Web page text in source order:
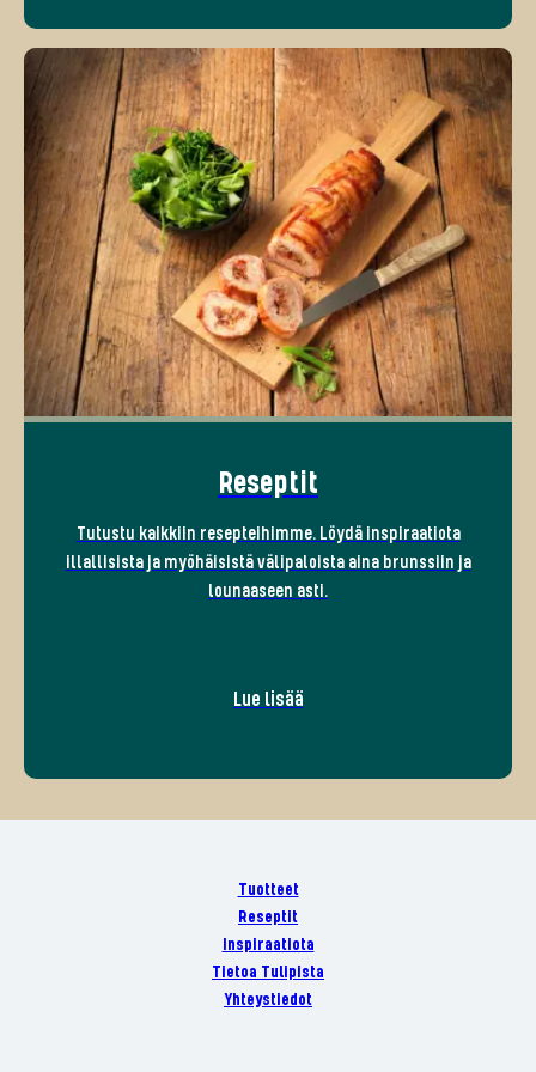
Reseptit
Tutustu kaikkiin resepteihimme. Löydä inspiraatiota
illallisista ja myöhäisistä välipaloista aina brunssiin ja
lounaaseen asti.
Lue lisää
Tuotteet
Reseptit
Inspiraatiota
Tietoa Tulipista
Yhteystiedot